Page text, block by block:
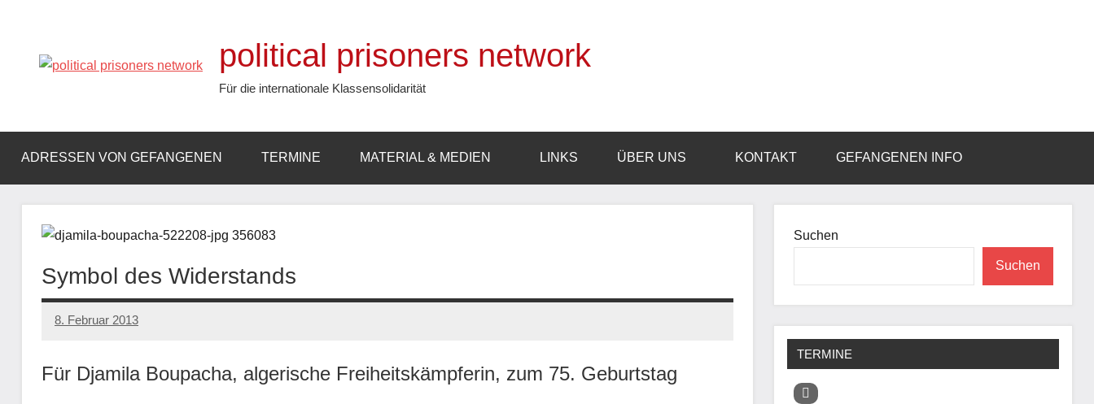
springen
political prisoners network
Für die internationale Klassensolidarität
ADRESSEN VON GEFANGENEN TERMINE MATERIAL & MEDIEN LINKS ÜBER UNS KONTAKT GEFANGENEN INFO
Symbol des Widerstands
8. Februar 2013
admin
Für Djamila Boupacha, algerische Freiheitskämpferin, zum 75. Geburtstag
Suchen
Suchen
TERMINE